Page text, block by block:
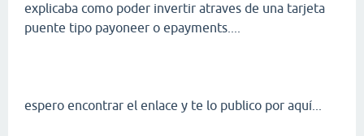
explicaba como poder invertir atraves de una tarjeta
puente tipo payoneer o epayments....
espero encontrar el enlace y te lo publico por aquí...